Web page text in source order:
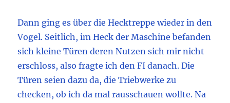
Dann ging es über die Hecktreppe wieder in den
Vogel. Seitlich, im Heck der Maschine befanden
sich kleine Türen deren Nutzen sich mir nicht
erschloss, also fragte ich den FI danach. Die
Türen seien dazu da, die Triebwerke zu
checken, ob ich da mal rausschauen wollte. Na